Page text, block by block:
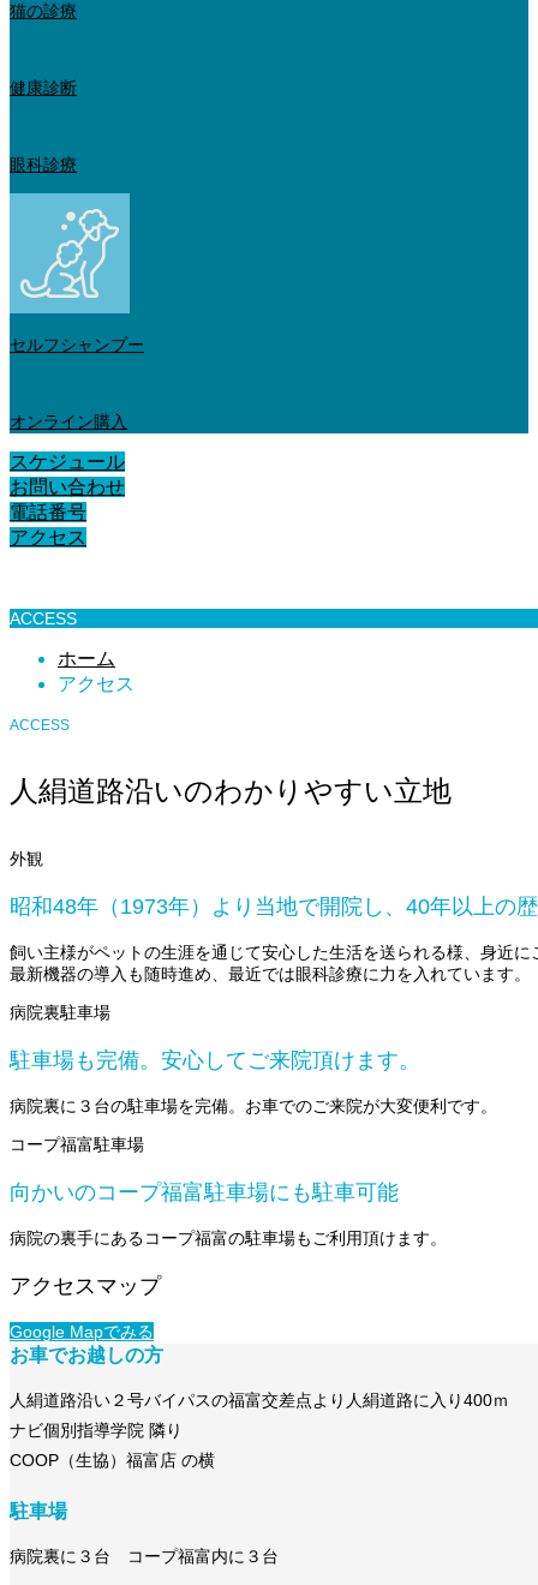
猫の診療
健康診断
眼科診療
セルフシャンプー
オンライン購入
スケジュール
お問い合わせ
電話番号
アクセス
ACCESS
ホーム
アクセス
ACCESS
人絹道路沿いのわかりやすい立地
外観
昭和48年（1973年）より当地で開院し、40年以上の
飼い主様がペットの生涯を通じて安心した生活を送られる様、身近
最新機器の導入も随時進め、最近では眼科診療に力を入れています。
病院裏駐車場
駐車場も完備。安心してご来院頂けます。
病院裏に３台の駐車場を完備。お車でのご来院が大変便利です。
コープ福富駐車場
向かいのコープ福富駐車場にも駐車可能
病院の裏手にあるコープ福富の駐車場もご利用頂けます。
アクセスマップ
Google Mapでみる
お車でお越しの方
人絹道路沿い２号バイパスの福富交差点より人絹道路に入り400ｍ
ナビ個別指導学院 隣り
COOP（生協）福富店 の横
駐車場
病院裏に３台 コープ福富内に３台